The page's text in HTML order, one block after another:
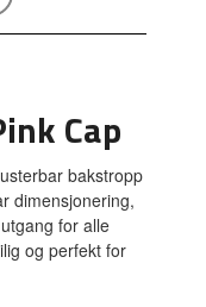
Cap
bakstropp
dimensjonering,
for alle
og perfekt for